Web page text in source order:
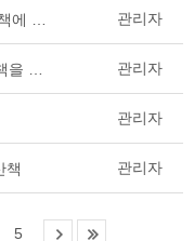
[보도 자료] '문재인정부의 공공도서관 정책에 바란다' 토론회 열려 관리자
[보도 자료] 국민주권시대 공공도서관 정책을 말하다 관리자
관리자
책 관리자
5